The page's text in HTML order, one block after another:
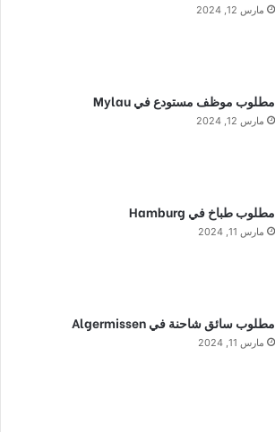
مارس 12, 2024
مطلوب موظف مستودع في Mylau
مارس 12, 2024
مطلوب طباخ في Hamburg
مارس 11, 2024
مطلوب سائق شاحنة في Algermissen
مارس 11, 2024